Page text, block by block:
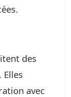
des
avec